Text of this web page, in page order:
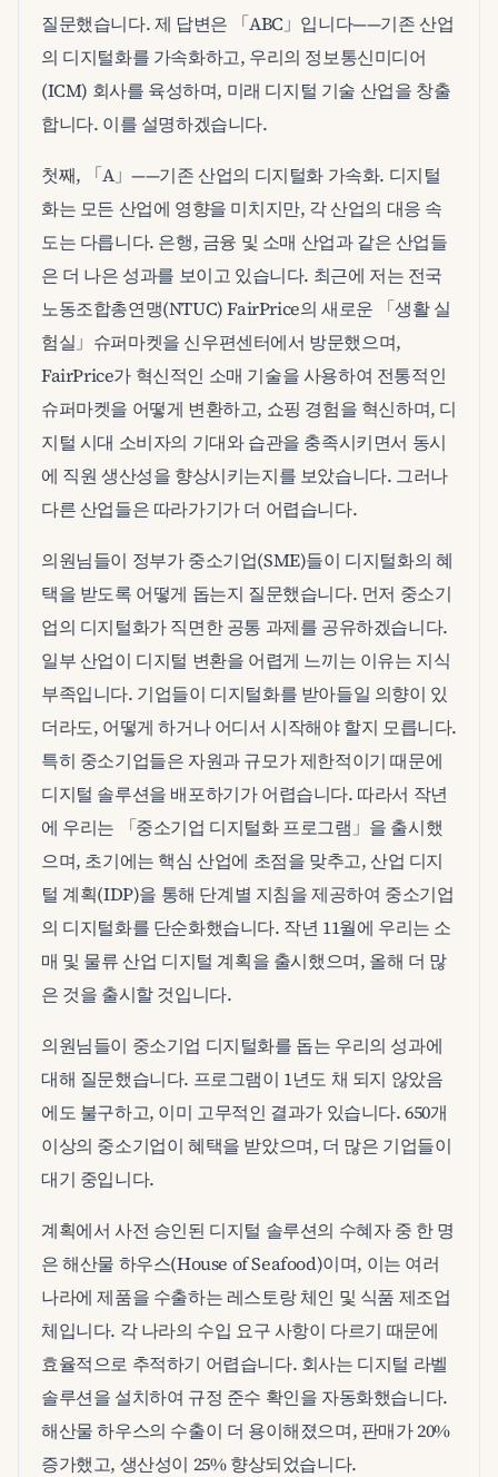
질문했습니다. 제 답변은 「ABC」입니다——기존 산업
의 디지털화를 가속화하고, 우리의 정보통신미디어
(ICM) 회사를 육성하며, 미래 디지털 기술 산업을 창출
합니다. 이를 설명하겠습니다.
첫째, 「A」——기존 산업의 디지털화 가속화. 디지털
화는 모든 산업에 영향을 미치지만, 각 산업의 대응 속
도는 다릅니다. 은행, 금융 및 소매 산업과 같은 산업들
은 더 나은 성과를 보이고 있습니다. 최근에 저는 전국
노동조합총연맹(NTUC) FairPrice의 새로운 「생활 실
험실」슈퍼마켓을 신우편센터에서 방문했으며,
FairPrice가 혁신적인 소매 기술을 사용하여 전통적인
슈퍼마켓을 어떻게 변환하고, 쇼핑 경험을 혁신하며, 디
지털 시대 소비자의 기대와 습관을 충족시키면서 동시
에 직원 생산성을 향상시키는지를 보았습니다. 그러나
다른 산업들은 따라가기가 더 어렵습니다.
의원님들이 정부가 중소기업(SME)들이 디지털화의 혜
택을 받도록 어떻게 돕는지 질문했습니다. 먼저 중소기
업의 디지털화가 직면한 공통 과제를 공유하겠습니다.
일부 산업이 디지털 변환을 어렵게 느끼는 이유는 지식
부족입니다. 기업들이 디지털화를 받아들일 의향이 있
더라도, 어떻게 하거나 어디서 시작해야 할지 모릅니다.
특히 중소기업들은 자원과 규모가 제한적이기 때문에
디지털 솔루션을 배포하기가 어렵습니다. 따라서 작년
에 우리는 「중소기업 디지털화 프로그램」을 출시했
으며, 초기에는 핵심 산업에 초점을 맞추고, 산업 디지
털 계획(IDP)을 통해 단계별 지침을 제공하여 중소기업
의 디지털화를 단순화했습니다. 작년 11월에 우리는 소
매 및 물류 산업 디지털 계획을 출시했으며, 올해 더 많
은 것을 출시할 것입니다.
의원님들이 중소기업 디지털화를 돕는 우리의 성과에
대해 질문했습니다. 프로그램이 1년도 채 되지 않았음
에도 불구하고, 이미 고무적인 결과가 있습니다. 650개
이상의 중소기업이 혜택을 받았으며, 더 많은 기업들이
대기 중입니다.
계획에서 사전 승인된 디지털 솔루션의 수혜자 중 한 명
은 해산물 하우스(House of Seafood)이며, 이는 여러
나라에 제품을 수출하는 레스토랑 체인 및 식품 제조업
체입니다. 각 나라의 수입 요구 사항이 다르기 때문에
효율적으로 추적하기 어렵습니다. 회사는 디지털 라벨
솔루션을 설치하여 규정 준수 확인을 자동화했습니다.
해산물 하우스의 수출이 더 용이해졌으며, 판매가 20%
증가했고, 생산성이 25% 향상되었습니다.